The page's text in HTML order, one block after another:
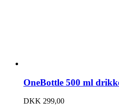
OneBottle 500 ml
DKK 299,00